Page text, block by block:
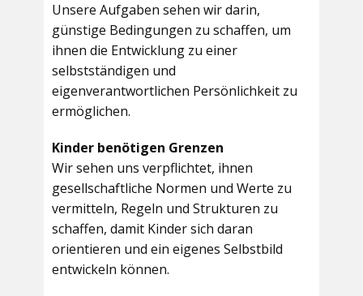
Unsere Aufgaben sehen wir darin,
günstige Bedingungen zu schaffen, um
ihnen die Entwicklung zu einer
selbstständigen und
eigenverantwortlichen Persönlichkeit zu
ermöglichen.
Kinder benötigen Grenzen
Wir sehen uns verpflichtet, ihnen
gesellschaftliche Normen und Werte zu
vermitteln, Regeln und Strukturen zu
schaffen, damit Kinder sich daran
orientieren und ein eigenes Selbstbild
entwickeln können.